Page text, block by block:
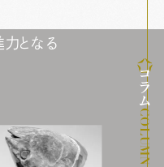
コラム
COLUMN
となる